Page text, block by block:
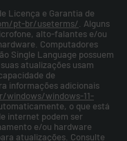
Licença e Garantia de
pt-br/useterms/ . Alguns
alto-falantes e/ou
Computadores
Single Language possuem
atualizações usam
de
informações adicionais
windows-11-
o que está
internet podem ser
e/ou hardware
atualizações. Consulte